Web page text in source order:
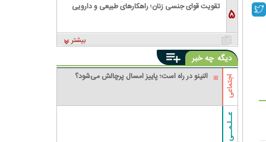
۵ تقویت قوای جنسی زنان؛ راهکارهای طبیعی و دارویی
بیشتر
دیگه چه خبر
اجتماعی النینو در راه است؛ پاییز امسال پرچالش می‌شود؟
عــلـمــی